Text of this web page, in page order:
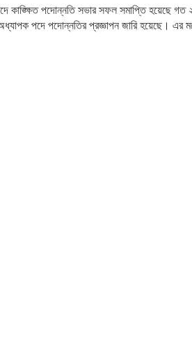
পদে কাঙ্ক্ষিত পদোন্নতি সভার সফল সমাপ্তি
পদে পদোন্নতির প্রজ্ঞাপন জারি হয়েছে। এর